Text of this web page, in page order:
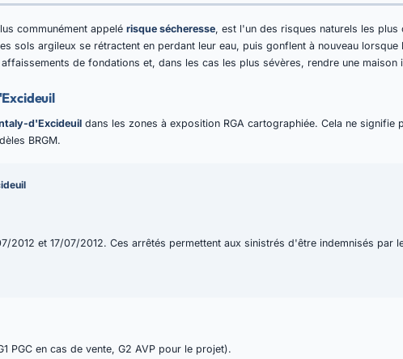
communément appelé risque sécheresse, est l'un des risques naturels les plus
sols argileux se rétractent en perdant leur eau, puis gonflent à nouveau lorsque
de fondations et, dans les cas les plus sévères, rendre une maison
d'Excideuil dans les zones à exposition RGA cartographiée. Cela ne
BRGM.
2012 et 17/07/2012. Ces arrêtés permettent aux sinistrés d'être indemnisés par
PGC en cas de vente, G2 AVP pour le projet).